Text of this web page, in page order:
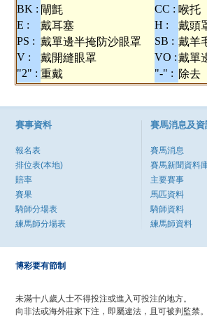
BK : 閘氈 CC : 喉托
E :
戴耳塞 H : 戴頭
PS : 戴單邊半掩防沙眼罩 SB : 戴羊
V :
戴開縫眼罩 VO :戴單
"2" : 重戴 "-" : 除去
賽事資料
報名表
排位表(本地)
賠率
賽果
騎師分場表
練馬師分場表
賽馬消息及資
賽馬消息
賽馬新聞資料
主要賽事
馬匹資料
騎師資料
練馬師資料
博彩要有節制
未滿十八歲人士不得投注或進入可投注的地方。
向非法或海外莊家下注，即屬違法，且可被判監禁。